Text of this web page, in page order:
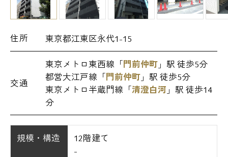
住所 東京都江東区永代1-15
交通
東京メトロ東西線「門前仲町 」駅 徒歩5分
都営大江戸線「門前仲町 」駅 徒歩5分
東京メトロ半蔵門線「清澄白河 」駅 徒歩14
分
規模・構造
12階建て
-